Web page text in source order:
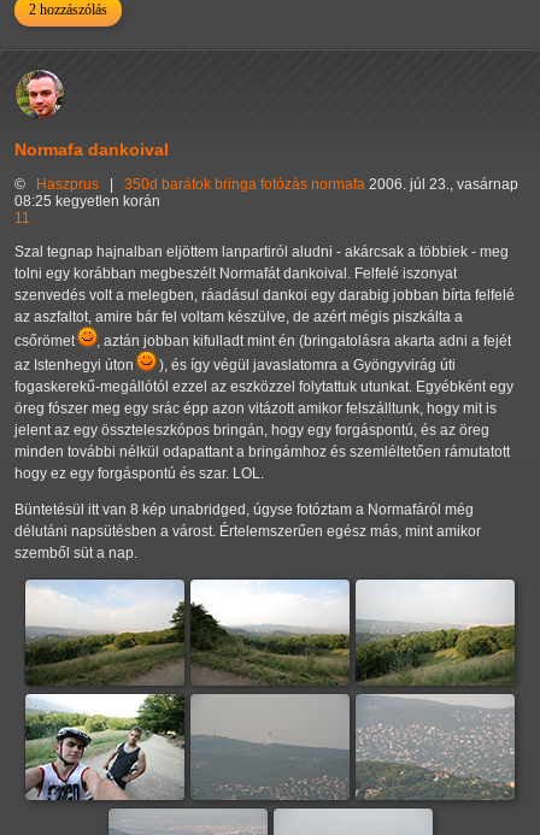
2 hozzászólás
Normafa dankoival
© Haszprus 350d barátok bringa fotózás normafa 2006. júl 23., vasárnap
08:25 kegyetlen korán
11
Szal tegnap hajnalban eljöttem lanpartiról aludni - akárcsak a többiek - meg
tolni egy korábban megbeszélt Normafát dankoival. Felfelé iszonyat
szenvedés volt a melegben, ráadásul dankoi egy darabig jobban bírta felfelé
az aszfaltot, amire bár fel voltam készülve, de azért mégis piszkálta a
csőrömet
, aztán jobban kifulladt mint én (bringatolásra akarta adni a fejét
az Istenhegyi úton
), és így végül javaslatomra a Gyöngyvirág úti
fogaskerekű-megállótól ezzel az eszközzel folytattuk utunkat. Egyébként egy
öreg fószer meg egy srác épp azon vitázott amikor felszálltunk, hogy mit is
jelent az egy összteleszkópos bringán, hogy egy forgáspontú, és az öreg
minden további nélkül odapattant a bringámhoz és szemléltetően rámutatott
hogy ez egy forgáspontú és szar. LOL.
Büntetésül itt van 8 kép unabridged, úgyse fotóztam a Normafáról még
délutáni napsütésben a várost. Értelemszerűen egész más, mint amikor
szemből süt a nap.